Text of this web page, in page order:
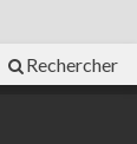
Rechercher